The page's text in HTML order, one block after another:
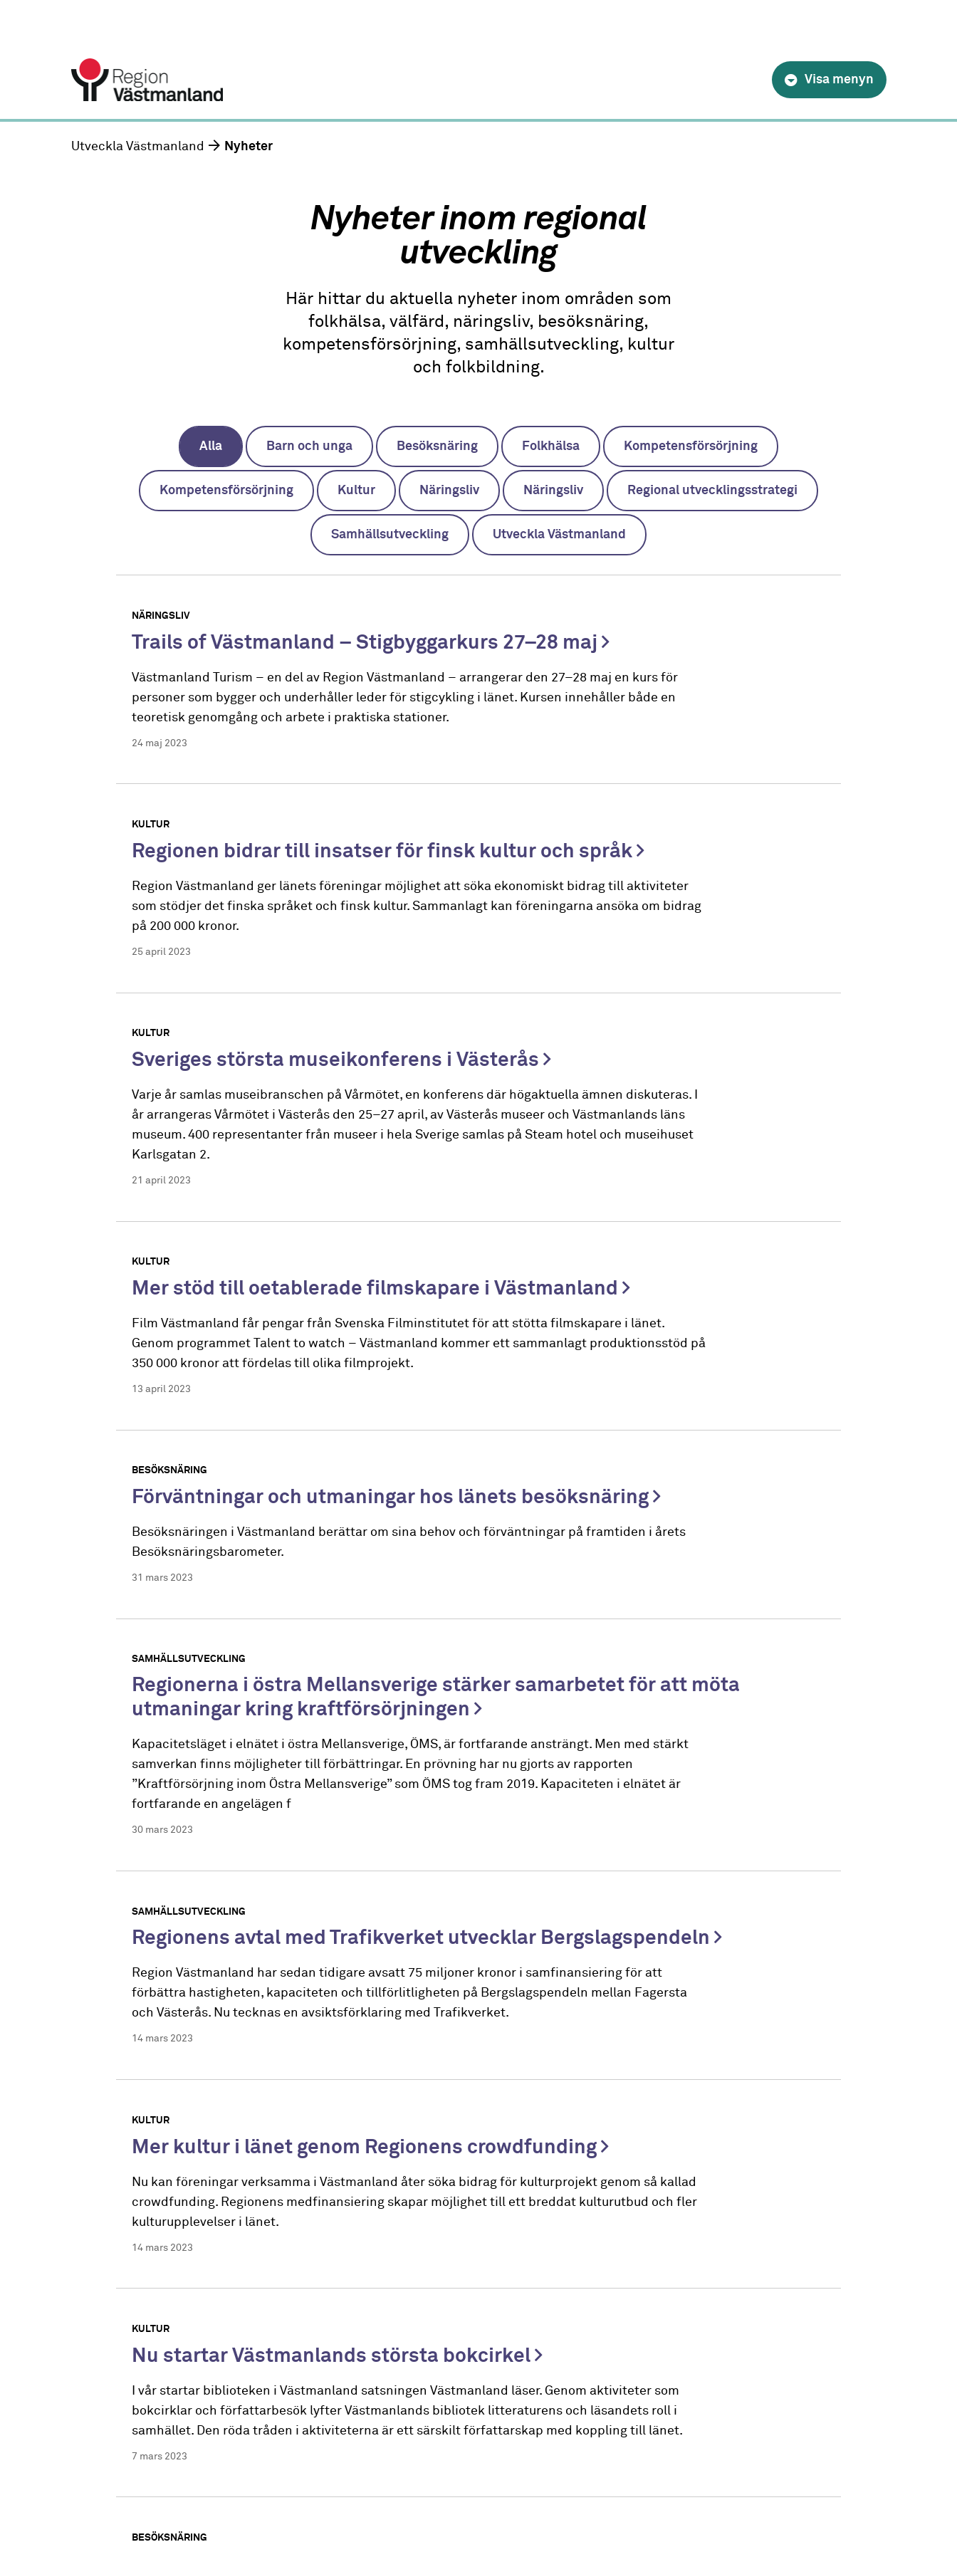
Visa menyn
Utveckla Västmanland Nyheter
Nyheter inom regional
utveckling
Här hittar du aktuella nyheter inom områden som
folkhälsa, välfärd, näringsliv, besöksnäring,
kompetensförsörjning, samhällsutveckling, kultur
och folkbildning.
Alla Barn och unga Besöksnäring Folkhälsa Kompetensförsörjning
Kompetensförsörjning Kultur Näringsliv Näringsliv Regional utvecklingsstrategi
Samhällsutveckling Utveckla Västmanland
NÄRINGSLIV
Trails of Västmanland – Stigbyggarkurs 27–28 maj
Västmanland Turism – en del av Region Västmanland – arrangerar den 27–28 maj en kurs för
personer som bygger och underhåller leder för stigcykling i länet. Kursen innehåller både en
teoretisk genomgång och arbete i praktiska stationer.
24 maj 2023
KULTUR
Regionen bidrar till insatser för finsk kultur och språk
Region Västmanland ger länets föreningar möjlighet att söka ekonomiskt bidrag till aktiviteter
som stödjer det finska språket och finsk kultur. Sammanlagt kan föreningarna ansöka om bidrag
på 200 000 kronor.
25 april 2023
KULTUR
Sveriges största museikonferens i Västerås
Varje år samlas museibranschen på Vårmötet, en konferens där högaktuella ämnen diskuteras. I
år arrangeras Vårmötet i Västerås den 25–27 april, av Västerås museer och Västmanlands läns
museum. 400 representanter från museer i hela Sverige samlas på Steam hotel och museihuset
Karlsgatan 2.
21 april 2023
KULTUR
Mer stöd till oetablerade filmskapare i Västmanland
Film Västmanland får pengar från Svenska Filminstitutet för att stötta filmskapare i länet.
Genom programmet Talent to watch – Västmanland kommer ett sammanlagt produktionsstöd på
350 000 kronor att fördelas till olika filmprojekt.
13 april 2023
BESÖKSNÄRING
Förväntningar och utmaningar hos länets besöksnäring
Besöksnäringen i Västmanland berättar om sina behov och förväntningar på framtiden i årets
Besöksnäringsbarometer.
31 mars 2023
SAMHÄLLSUTVECKLING
Regionerna i östra Mellansverige stärker samarbetet för att möta
utmaningar kring kraftförsörjningen
Kapacitetsläget i elnätet i östra Mellansverige, ÖMS, är fortfarande ansträngt. Men med stärkt
samverkan finns möjligheter till förbättringar. En prövning har nu gjorts av rapporten
”Kraftförsörjning inom Östra Mellansverige” som ÖMS tog fram 2019. Kapaciteten i elnätet är
fortfarande en angelägen f
30 mars 2023
SAMHÄLLSUTVECKLING
Regionens avtal med Trafikverket utvecklar Bergslagspendeln
Region Västmanland har sedan tidigare avsatt 75 miljoner kronor i samfinansiering för att
förbättra hastigheten, kapaciteten och tillförlitligheten på Bergslagspendeln mellan Fagersta
och Västerås. Nu tecknas en avsiktsförklaring med Trafikverket.
14 mars 2023
KULTUR
Mer kultur i länet genom Regionens crowdfunding
Nu kan föreningar verksamma i Västmanland åter söka bidrag för kulturprojekt genom så kallad
crowdfunding. Regionens medfinansiering skapar möjlighet till ett breddat kulturutbud och fler
kulturupplevelser i länet.
14 mars 2023
KULTUR
Nu startar Västmanlands största bokcirkel
I vår startar biblioteken i Västmanland satsningen Västmanland läser. Genom aktiviteter som
bokcirklar och författarbesök lyfter Västmanlands bibliotek litteraturens och läsandets roll i
samhället. Den röda tråden i aktiviteterna är ett särskilt författarskap med koppling till länet.
7 mars 2023
BESÖKSNÄRING